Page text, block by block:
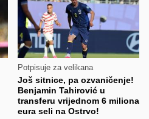
Potpisuje za velikana
Još sitnice, pa ozvaničenje!
Benjamin Tahirović u
transferu vrijednom 6 miliona
eura seli na Ostrvo!